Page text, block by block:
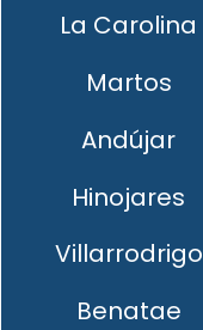
La Carolina
Martos
Andújar
Hinojares
Villarrodrigo
Benatae